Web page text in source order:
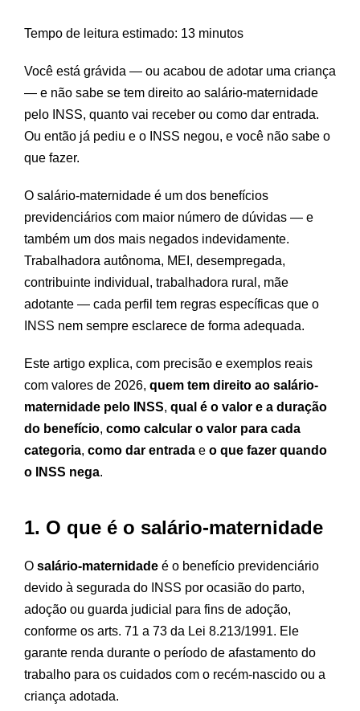
Tempo de leitura estimado: 13 minutos
Você está grávida — ou acabou de adotar uma criança
— e não sabe se tem direito ao salário-maternidade
pelo INSS, quanto vai receber ou como dar entrada.
Ou então já pediu e o INSS negou, e você não sabe o
que fazer.
O salário-maternidade é um dos benefícios
previdenciários com maior número de dúvidas — e
também um dos mais negados indevidamente.
Trabalhadora autônoma, MEI, desempregada,
contribuinte individual, trabalhadora rural, mãe
adotante — cada perfil tem regras específicas que o
INSS nem sempre esclarece de forma adequada.
Este artigo explica, com precisão e exemplos reais
com valores de 2026, quem tem direito ao salário-
maternidade pelo INSS, qual é o valor e a duração
do benefício, como calcular o valor para cada
categoria, como dar entrada e o que fazer quando
o INSS nega.
1. O que é o salário-maternidade
O salário-maternidade é o benefício previdenciário
devido à segurada do INSS por ocasião do parto,
adoção ou guarda judicial para fins de adoção,
conforme os arts. 71 a 73 da Lei 8.213/1991. Ele
garante renda durante o período de afastamento do
trabalho para os cuidados com o recém-nascido ou a
criança adotada.